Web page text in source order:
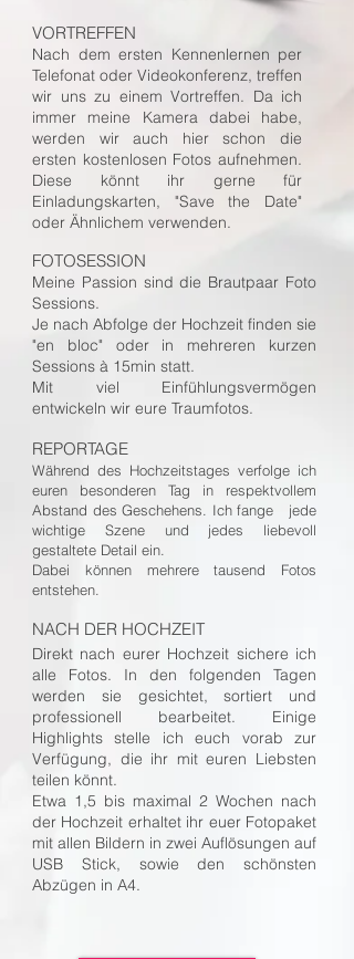
VORTREFFEN
Nach dem ersten Kennenlernen per
Telefonat oder Videokonferenz, treffen
wir uns zu einem Vortreffen. Da ich
immer meine Kamera dabei habe,
werden wir auch hier schon die
ersten kostenlosen Fotos aufnehmen.
Diese könnt ihr gerne für
Einladungskarten, "Save the Date"
oder Ähnlichem verwenden.
FOTOSESSION
Meine Passion sind die Brautpaar Foto
Sessions.
Je nach Abfolge der Hochzeit finden sie
"en bloc" oder in mehreren kurzen
Sessions à 15min statt.
Mit viel Einfühlungsvermögen
entwickeln wir eure Traumfotos.
REPORTAGE
Während des Hochzeitstages verfolge ich
euren besonderen Tag in respektvollem
Abstand des Geschehens. Ich fange jede
wichtige Szene und jedes liebevoll
gestaltete Detail ein.
Dabei können mehrere tausend Fotos
entstehen.
NACH DER HOCHZEIT
Direkt nach eurer Hochzeit sichere ich
alle Fotos. In den folgenden Tagen
werden sie gesichtet, sortiert und
professionell bearbeitet. Einige
Highlights stelle ich euch vorab zur
Verfügung, die ihr mit euren Liebsten
teilen könnt.
Etwa 1,5 bis maximal 2 Wochen nach
der Hochzeit erhaltet ihr euer Fotopaket
mit allen Bildern in zwei Auflösungen auf
USB Stick, sowie den schönsten
Abzügen in A4.